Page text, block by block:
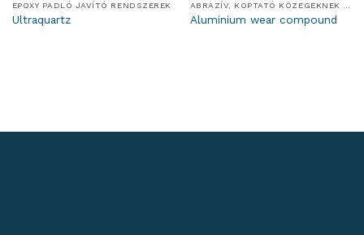
EPOXY PADLÓ JAVÍTÓ RENDSZEREK
Ultraquartz Aluminium wear compound